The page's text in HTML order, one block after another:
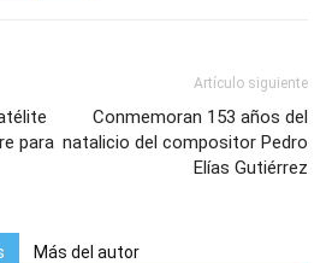
para
Artículo siguiente
Conmemoran 153 años del
natalicio del compositor Pedro
Elías Gutiérrez
Más del autor